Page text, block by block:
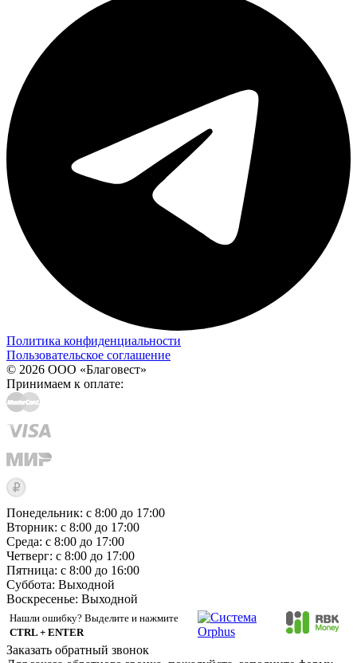
Политика конфиденциальности
Пользовательское соглашение
© 2026 ООО «Благовест»
Принимаем к оплате:
Понедельник: с 8:00 до 17:00
Вторник: с 8:00 до 17:00
Среда: с 8:00 до 17:00
Четверг: с 8:00 до 17:00
Пятница: с 8:00 до 16:00
Суббота: Выходной
Воскресенье: Выходной
Нашли ошибку? Выделите и нажмите
CTRL + ENTER
Заказать обратный звонок